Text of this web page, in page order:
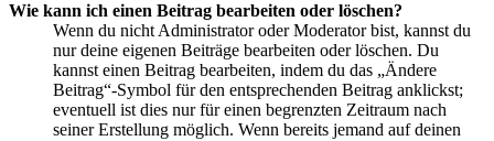
Wie kann ich einen Beitrag bearbeiten oder löschen?
Wenn du nicht Administrator oder Moderator bist, kannst du
nur deine eigenen Beiträge bearbeiten oder löschen. Du
kannst einen Beitrag bearbeiten, indem du das „Ändere
Beitrag“-Symbol für den entsprechenden Beitrag anklickst;
eventuell ist dies nur für einen begrenzten Zeitraum nach
seiner Erstellung möglich. Wenn bereits jemand auf deinen